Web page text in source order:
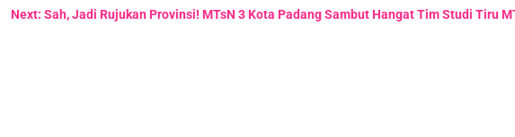
Next: Sah, Jadi Rujukan Provinsi! MTsN 3 Kota Padang Sambut Hangat Tim Studi Tiru